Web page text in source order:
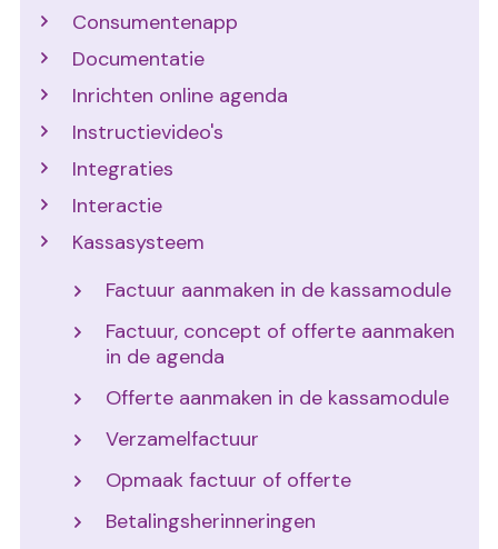
Consumentenapp
Documentatie
Inrichten online agenda
Instructievideo's
Integraties
Interactie
Kassasysteem
Factuur aanmaken in de kassamodule
Factuur, concept of offerte aanmaken
in de agenda
Offerte aanmaken in de kassamodule
Verzamelfactuur
Opmaak factuur of offerte
Betalingsherinneringen